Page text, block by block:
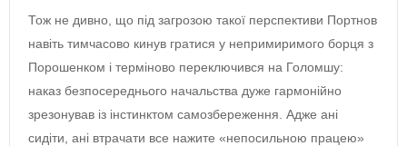
Тож не дивно, що під загрозою такої перспективи Портнов
навіть тимчасово кинув гратися у непримиримого борця з
Порошенком і терміново переключився на Голомшу:
наказ безпосереднього начальства дуже гармонійно
зрезонував із інстинктом самозбереження. Адже ані
сидіти, ані втрачати все нажите «непосильною працею»